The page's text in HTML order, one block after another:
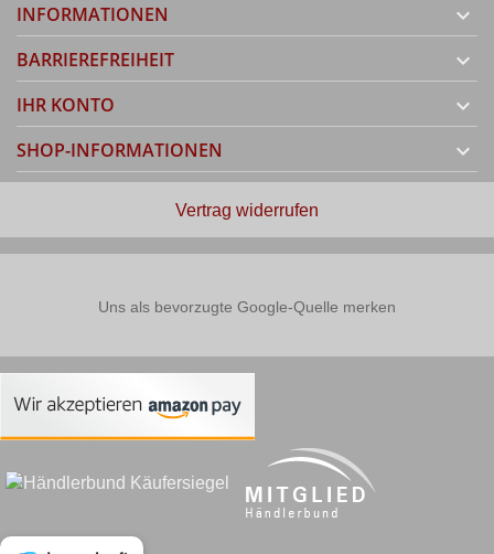
INFORMATIONEN 
BARRIEREFREIHEIT 
IHR KONTO 
SHOP-INFORMATIONEN 
Vertrag widerrufen
Uns als bevorzugte Google-Quelle merken